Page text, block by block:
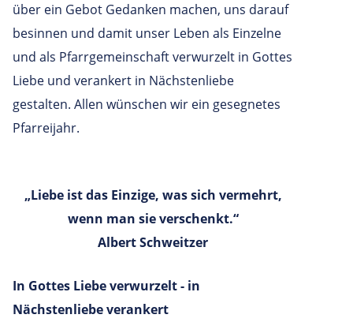
über ein Gebot Gedanken machen, uns darauf
besinnen und damit unser Leben als Einzelne
und als Pfarrgemeinschaft verwurzelt in Gottes
Liebe und verankert in Nächstenliebe
gestalten. Allen wünschen wir ein gesegnetes
Pfarreijahr.
„Liebe ist das Einzige, was sich vermehrt,
wenn man sie verschenkt.“
AlbertSchweitzer
In Gottes Liebe verwurzelt - in
Nächstenliebe verankert